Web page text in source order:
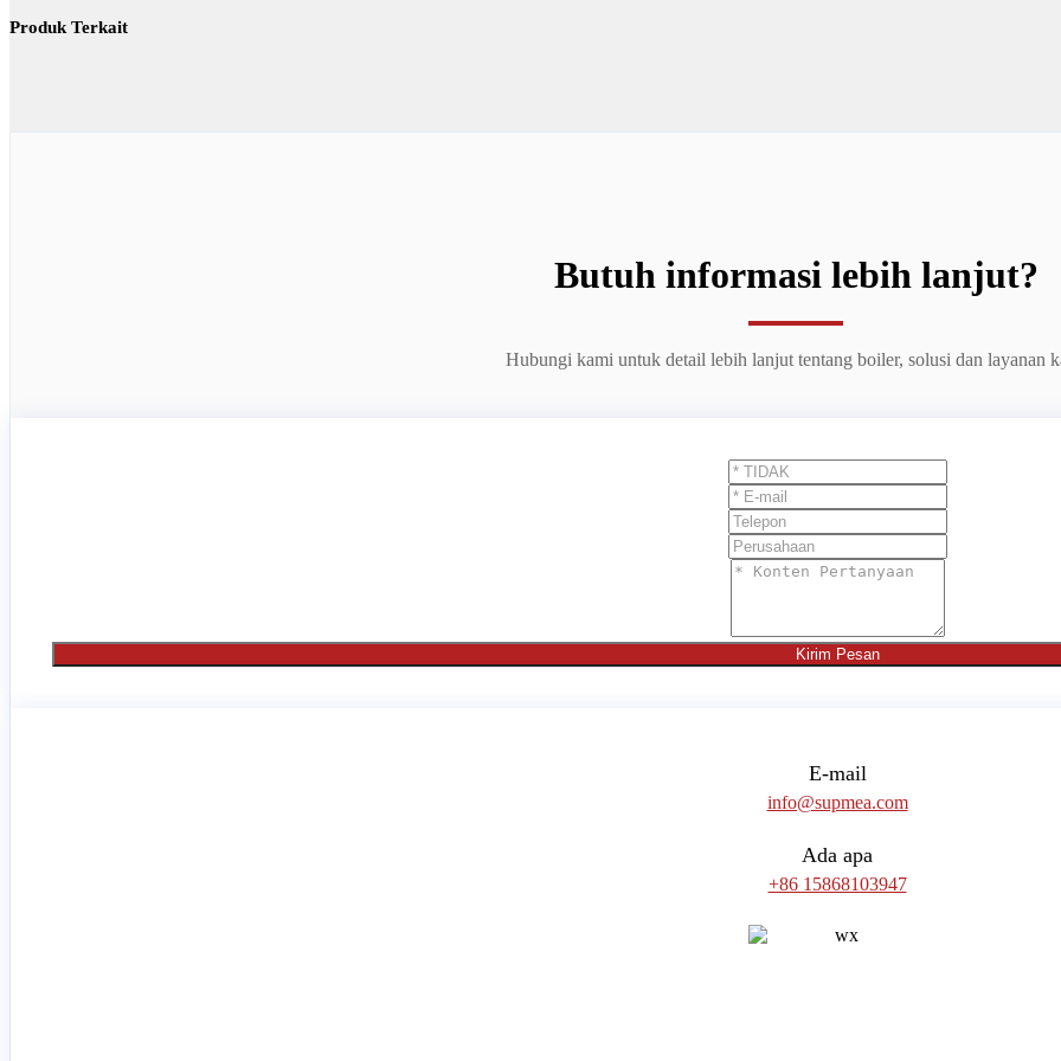
Produk Terkait
Butuh informasi lebih lanjut?
Hubungi kami untuk detail lebih lanjut tentang boiler, solusi dan layanan
Kirim Pesan
E-mail
info@supmea.com
Ada apa
+86 15868103947